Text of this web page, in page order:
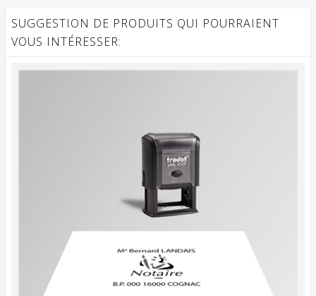
SUGGESTION DE PRODUITS QUI POURRAIENT
VOUS INTÉRESSER: